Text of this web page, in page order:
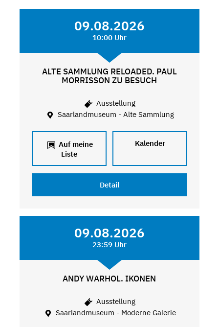
09.08.2026
10:00 Uhr
ALTE SAMMLUNG RELOADED. PAUL
MORRISSON ZU BESUCH
Ausstellung
Saarlandmuseum - Alte Sammlung
Auf meine
Liste
Kalender
Detail
09.08.2026
23:59 Uhr
ANDY WARHOL. IKONEN
Ausstellung
Saarlandmuseum - Moderne Galerie